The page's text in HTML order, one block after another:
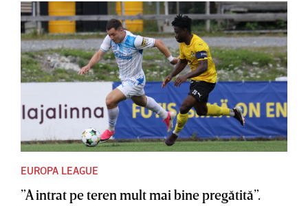
EUROPA LEAGUE
”A intrat pe teren mult mai bine pregătită”.